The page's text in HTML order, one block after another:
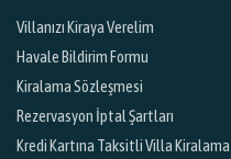
Villanızı Kiraya Verelim
Havale Bildirim Formu
Kiralama Sözleşmesi
Rezervasyon İptal Şartları
Kredi Kartına Taksitli Villa Kiralama